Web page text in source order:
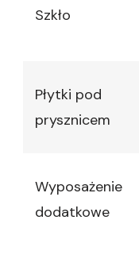
Szkło
Płytki pod
prysznicem
Wyposażenie
dodatkowe